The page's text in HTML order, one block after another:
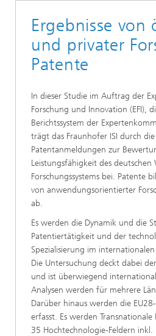
Ergebnisse von
und privater
Patente
In dieser Studie im Auftrag der
Forschung und Innovation (EFI),
Berichtssystem der
trägt das Fraunhofer ISI durch die
Patentanmeldungen zur
Leistungsfähigkeit des deutschen
Forschungssystems bei. Patente
von anwendungsorientierter
ab.
Es werden die Dynamik und die
Patentiertätigkeit und der
Spezialisierung im
Die Untersuchung deckt dabei
und ist überwiegend
Analysen werden für mehrere
Darüber hinaus werden die
erfasst. Es werden
35 Hochtechnologie-Feldern